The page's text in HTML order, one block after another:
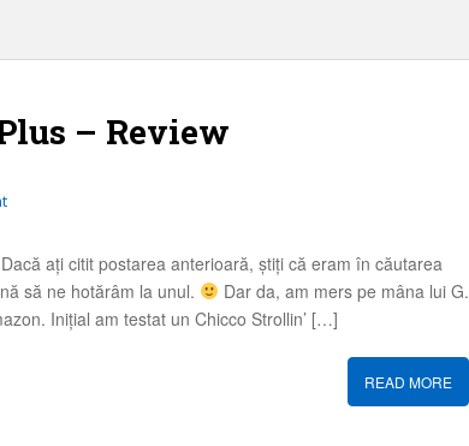
– Review
ați citit postarea anterioară, știți că eram în căutarea
să ne hotărâm la unul.
Dar da, am mers pe mâna lui G.
Inițial am testat un Chicco Strollin’ […]
READ MORE